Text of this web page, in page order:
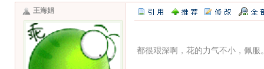
王海娟
都很艰深啊，花的力气不小，佩